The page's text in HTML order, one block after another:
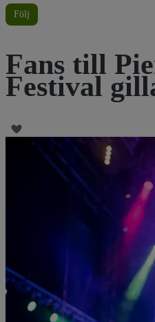
Följ
Fans till
Festival